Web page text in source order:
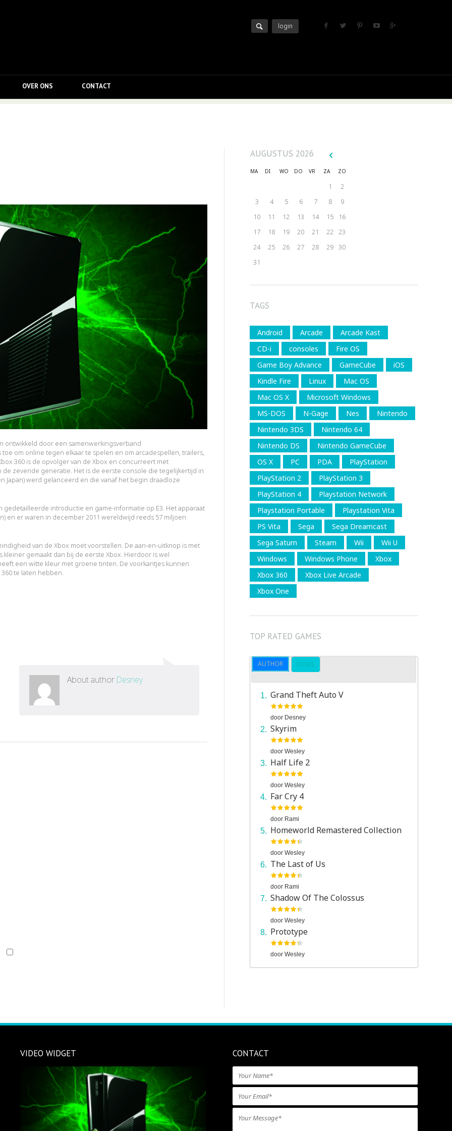
login
OVER ONS CONTACT
door een samenwerkingsverband
toe om online tegen elkaar te spelen en om arcadespellen, trailers,
360 is de opvolger van de Xbox en concurreert met
de zevende generatie. Het is de eerste console die tegelijkertijd in
Japan) werd gelanceerd en die vanaf het begin draadloze
gedetailleerde introductie en game-informatie op E3. Het apparaat
en er waren in december 2011 wereldwijd reeds 57 miljoen
van de Xbox moet voorstellen. De aan-en-uitknop is met
gemaakt dan bij de eerste Xbox. Hierdoor is wel
een witte kleur met groene tinten. De voorkantjes kunnen
te laten hebben.
About author Desney
AUGUSTUS 2026
MA DI WO DO VR ZA ZO
1
2
3
4 5 6 7 8
9
10
11 12 13 14 15
16
17
18 19 20 21 22 23
24
25 26 27 28 29 30
31
TAGS
Android Arcade
Arcade Kast
CD-i
consoles
Fire OS
Game Boy Advance
GameCube
iOS
Kindle Fire
Linux
Mac OS
Mac OS X
Microsoft Windows
MS-DOS
N-Gage Nes
Nintendo
Nintendo 3DS
Nintendo 64
Nintendo DS
Nintendo GameCube
OS X
PC PDA
PlayStation
PlayStation 2
PlayStation 3
PlayStation 4
Playstation Network
Playstation Portable
Playstation Vita
PS Vita
Sega
Sega Dreamcast
Sega Saturn
Steam Wii
Wii U
Windows
Windows Phone
Xbox
Xbox 360
Xbox Live Arcade
Xbox One
TOP RATED GAMES
AUTHOR USERS
Grand Theft Auto V
door Desney
Skyrim
doorWesley
Half Life 2
doorWesley
Far Cry 4
door Rami
Homeworld Remastered Collection
doorWesley
The Last of Us
door Rami
Shadow Of The Colossus
doorWesley
Prototype
doorWesley
VIDEO WIDGET CONTACT